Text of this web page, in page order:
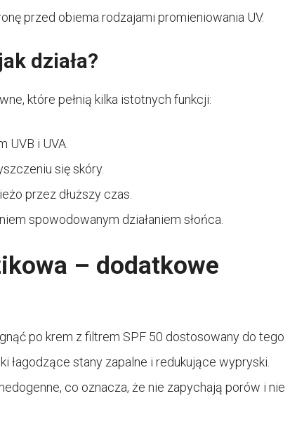
przed obiema rodzajami promieniowania UV.
działa?
które pełnią kilka istotnych funkcji:
UVB i UVA.
się skóry.
przez dłuższy czas.
spowodowanym działaniem słońca.
– dodatkowe
po krem z filtrem SPF 50 dostosowany do tego
łagodzące stany zapalne i redukujące wypryski.
co oznacza, że nie zapychają porów i nie